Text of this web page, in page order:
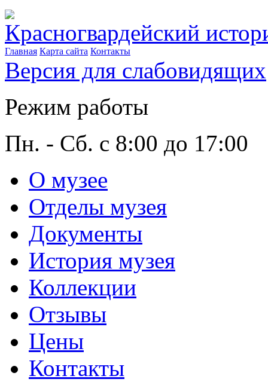
Красногвардейский
Главная Карта сайта Контакты
Версия для слабовидящих
Режим работы
Пн. - Сб. с 8:00 до 17:00
О музее
Отделы музея
Документы
История музея
Коллекции
Отзывы
Цены
Контакты